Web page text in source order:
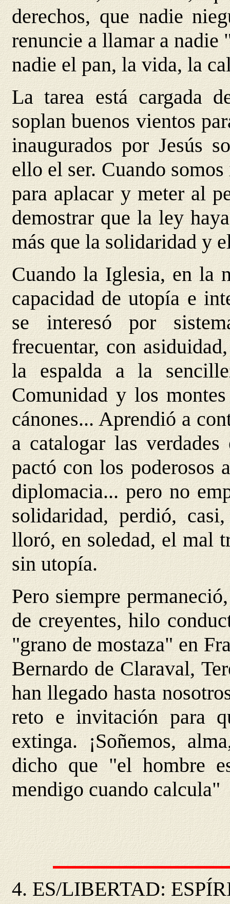
derechos, que nadie
renuncie a llamar a nadie
nadie el pan, la vida, la
La tarea está cargada
soplan buenos vientos
inaugurados por Jesús
ello el ser. Cuando
para aplacar y meter al
demostrar que la ley
más que la solidaridad y
Cuando la Iglesia, en la
capacidad de utopía e
se interesó por
frecuentar, con
la espalda a la
Comunidad y los
cánones... Aprendió a
a catalogar las
pactó con los poderosos
diplomacia... pero no
solidaridad, perdió,
lloró, en soledad, el mal
sin utopía.
Pero siempre
de creyentes, hilo
"grano de mostaza" en
Bernardo de Claraval,
han llegado hasta
reto e invitación para
extinga. ¡Soñemos,
dicho que "el hombre
mendigo cuando calcula"
4. ES/LIBERTAD: